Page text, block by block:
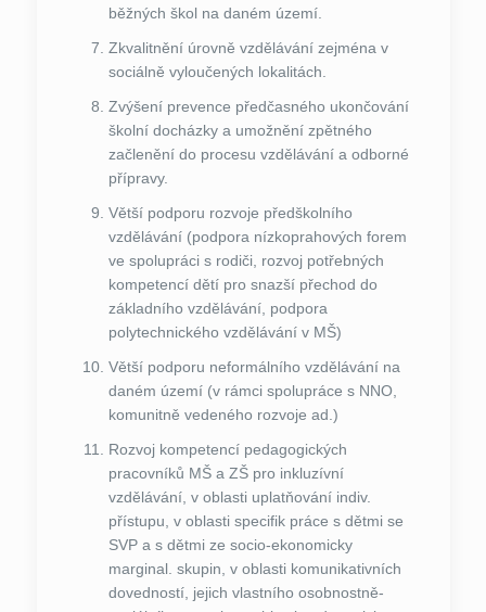
běžných škol na daném území.
Zkvalitnění úrovně vzdělávání zejména v
sociálně vyloučených lokalitách.
Zvýšení prevence předčasného ukončování
školní docházky a umožnění zpětného
začlenění do procesu vzdělávání a odborné
přípravy.
Větší podporu rozvoje předškolního
vzdělávání (podpora nízkoprahových forem
ve spolupráci s rodiči, rozvoj potřebných
kompetencí dětí pro snazší přechod do
základního vzdělávání, podpora
polytechnického vzdělávání v MŠ)
Větší podporu neformálního vzdělávání na
daném území (v rámci spolupráce s NNO,
komunitně vedeného rozvoje ad.)
Rozvoj kompetencí pedagogických
pracovníků MŠ a ZŠ pro inkluzívní
vzdělávání, v oblasti uplatňování indiv.
přístupu, v oblasti specifik práce s dětmi se
SVP a s dětmi ze socio-ekonomicky
marginal. skupin, v oblasti komunikativních
dovedností, jejich vlastního osobnostně-